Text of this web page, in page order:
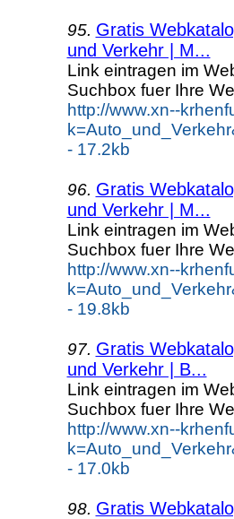
95. Gratis
und Verkehr | M...
Link eintragen im
Suchbox fuer Ihre
http://www.xn--
- 17.2kb
96. Gratis
und Verkehr | M...
Link eintragen im
Suchbox fuer Ihre
http://www.xn--
- 19.8kb
97. Gratis
und Verkehr | B...
Link eintragen im
Suchbox fuer Ihre
http://www.xn--
- 17.0kb
98. Gratis